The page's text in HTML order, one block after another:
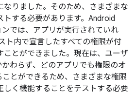
なりました。そのため、さまざまな
する必要があります。Android
では、アプリが実行されていれ
ト内で宣言したすべての権限が付
ことができました。現在は、ユーザ
わらず、どのアプリでも権限のオ
とができるため、 さまざまな権限
しく機能することをテストする必要